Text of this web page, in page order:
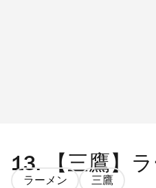
13. 【三鷹】
ラーメン 三鷹